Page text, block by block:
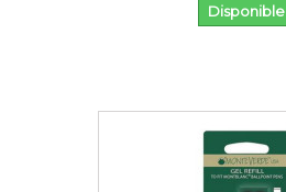
Disponible